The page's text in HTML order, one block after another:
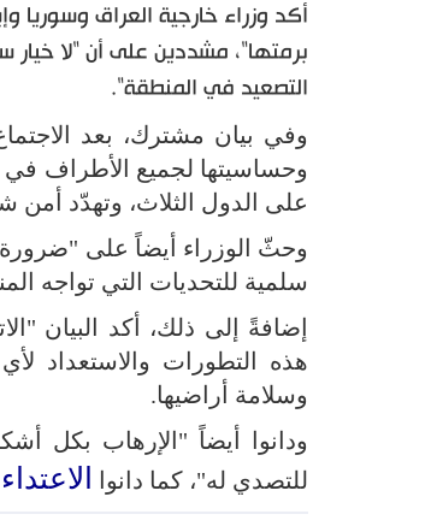
أكد وزراء خارجية العراق وسوريا
برمتها"، مشددين على أن "لا خيار
التصعيد في المنطقة".
وفي بيان مشترك، بعد
وحساسيتها لجميع الأطراف في
على الدول الثلاث، وتهدّد أمن
وحثّ الوزراء أيضاً على "ضرورة
سلمية للتحديات التي تواجه
إضافةً إلى ذلك، أكد البيان
هذه التطورات والاستعداد
وسلامة أراضيها.
ودانوا أيضاً "الإرهاب بكل
للتصدي له"، كما دانوا